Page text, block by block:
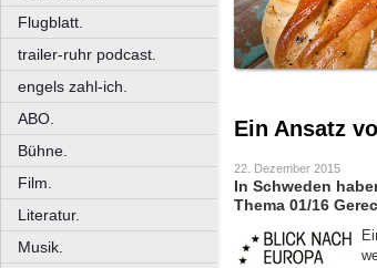
Flugblatt.
trailer-ruhr podcast.
engels zahl-ich.
ABO.
Bühne.
Film.
Literatur.
Musik.
Ein Ansatz
22. Dezember 2015
In Schweden
Thema 01/16